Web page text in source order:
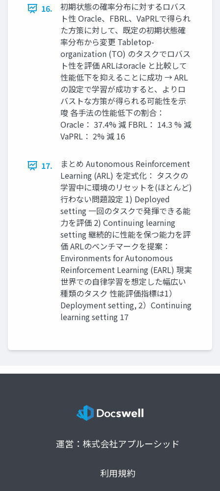
16.
初期状態の確率分布に対するロバス
ト性 Oracle、FBRL、VaPRLで得られ
た方策に対して、既定の初期状態確
率分布から変更 Tabletop-
organization (TO) のタスクでロバス
ト性を評価 ARLはoracle と比較して
性能低下を抑えることに成功 → ARL
の設定で学習が成功すると、よりロ
バストな方策が得られる可能性を示
唆 各手法の性能低下の割合：
Oracle： 37.4% 減 FBRL： 14.3 % 減
VaPRL： 2% 減 16
17.
まとめ Autonomous Reinforcement
Learning (ARL) を定式化： タスクの
学習中に環境のリセットを(ほとんど)
行わない問題設定 1) Deployed
setting 一回のタスクで発揮できる能
力を評価 2) Continuing learning
setting 継続的に性能を保つ能力を評
価 ARLのベンチマークを提案：
Environments for Autonomous
Reinforcement Learning (EARL) 現実
世界での自律学習を想定した幅広い
種類のタスク 性能評価指標は1）
Deployment setting, 2）Continuing
learning setting 17
運営：株式会社アプルーシッド
利用規約